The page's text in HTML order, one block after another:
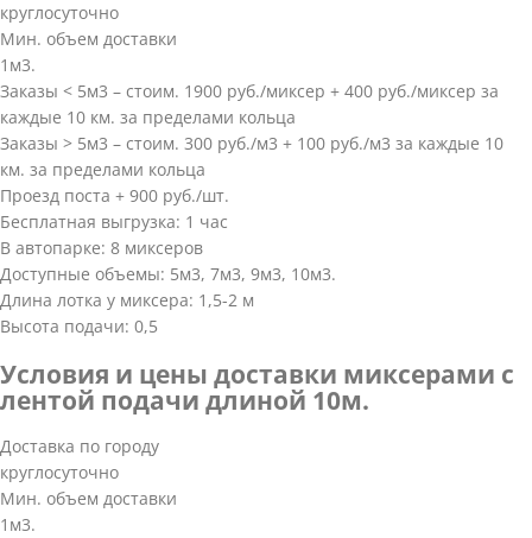
круглосуточно
Мин. объем доставки
1м3.
Заказы < 5м3 – стоим. 1900 руб./миксер + 400 руб./миксер за
каждые 10 км. за пределами кольца
Заказы > 5м3 – стоим. 300 руб./м3 + 100 руб./м3 за каждые 10
км. за пределами кольца
Проезд поста + 900 руб./шт.
Бесплатная выгрузка: 1 час
В автопарке: 8 миксеров
Доступные объемы: 5м3, 7м3, 9м3, 10м3.
Длина лотка у миксера: 1,5-2 м
Высота подачи: 0,5
Условия и цены доставки миксерами с
лентой подачи длиной 10м.
Доставка по городу
круглосуточно
Мин. объем доставки
1м3.